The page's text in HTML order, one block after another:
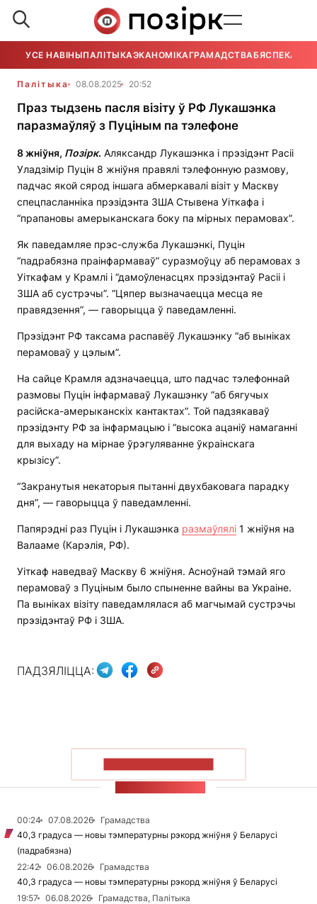
УСЕ НАВІНЫПАЛІТЫКАЭКАНОМІКАГРАМАДСТВАБЯСПЕКА
Палітыка 08.08.2025 20:52
Праз тыдзень пасля візіту ў РФ Лукашэнка
паразмаўляў з Пуціным па тэлефоне
8 жніўня, Позірк. Аляксандр Лукашэнка і прэзідэнт Расіі
Уладзімір Пуцін 8 жніўня правялі тэлефонную размову,
падчас якой сярод іншага абмеркавалі візіт у Маскву
спецпасланніка прэзідэнта ЗША Стывена Уіткафа і
“прапановы амерыканскага боку па мірных перамовах”.
Як паведамляе прэс-служба Лукашэнкі, Пуцін
“падрабязна праінфармаваў” суразмоўцу аб перамовах з
Уіткафам у Крамлі і “дамоўленасцях прэзідэнтаў Расіі і
ЗША аб сустрэчы”. “Цяпер вызначаецца месца яе
правядзення”, — гаворыцца ў паведамленні.
Прэзідэнт РФ таксама распавёў Лукашэнку “аб выніках
перамоваў у цэлым”.
На сайце Крамля адзначаецца, што падчас тэлефоннай
размовы Пуцін інфармаваў Лукашэнку “аб бягучых
расійска-амерыканскіх кантактах”. Той падзякаваў
прэзідэнту РФ за інфармацыю і “высока ацаніў намаганні
для выхаду на мірнае ўрэгуляванне ўкраінскага
крызісу”.
“Закранутыя некаторыя пытанні двухбаковага парадку
дня”, — гаворыцца ў паведамленні.
Папярэдні раз Пуцін і Лукашэнка размаўлялі 1 жніўня на
Валааме (Карэлія, РФ).
Уіткаф наведваў Маскву 6 жніўня. Асноўнай тэмай яго
перамоваў з Пуціным было спыненне вайны ва Украіне.
Па выніках візіту паведамлялася аб магчымай сустрэчы
прэзідэнтаў РФ і ЗША.
ПАДЗЯЛІЦЦА:
00:24 07.08.2026
Грамадства
40,3 градуса — новы тэмпературны рэкорд жніўня ў Беларусі
(падрабязна)
22:42
06.08.2026
Грамадства
40,3 градуса — новы тэмпературны рэкорд жніўня ў Беларусі
19:57
06.08.2026
Грамадства, Палітыка